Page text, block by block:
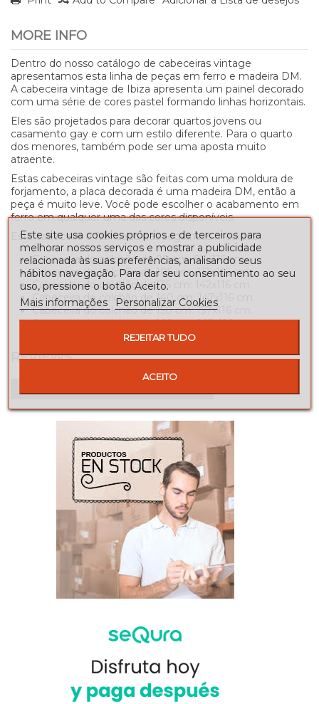
MORE INFO
Dentro do nosso catálogo de cabeceiras vintage
apresentamos esta linha de peças em ferro e madeira DM.
A cabeceira vintage de Ibiza apresenta um painel decorado
com uma série de cores pastel formando linhas horizontais.
Eles são projetados para decorar quartos jovens ou
casamento gay e com um estilo diferente. Para o quarto
dos menores, também pode ser uma aposta muito
atraente.
Estas cabeceiras vintage são feitas com uma moldura de
forjamento, a placa decorada é uma madeira DM, então a
peça é muito leve. Você pode escolher o acabamento em
ferro em qualquer uma das cores disponíveis.
Esta cabeceira é fabricada nas seguintes medidas:
Cabeceira do colchão de 90 cm: 97x116 cm.
Cabeceira do colchão de 105 cm: 112x116 cm.
Cabeceira do colchão de 135 cm: 142x116 cm.
Cabeceira do colchão de 140 cm: 147x116 cm.
Cabeceira do colchão de 150 cm: 157x116 cm.
Cabeceira do colchão de 160 cm: 167x116 cm.
REVIEWS
Este site usa cookies próprios e de terceiros para
melhorar nossos serviços e mostrar a publicidade
relacionada às suas preferências, analisando seus
hábitos navegação. Para dar seu consentimento ao seu
uso, pressione o botão Aceito.
Mais informações
Personalizar Cookies
REJEITAR TUDO
ACEITO